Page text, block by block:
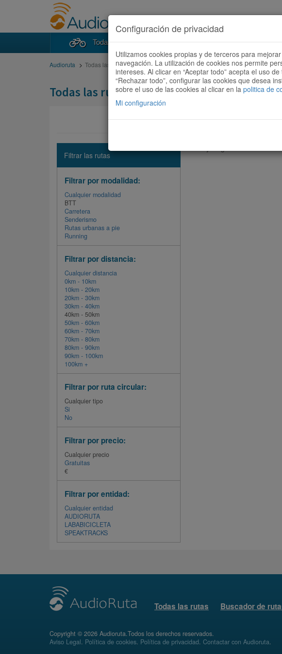
Todas las rutas Buscador de rutas
Audioruta Todas las rutas
Todas las rutas
Filtrar las rutas
Filtrar por modalidad:
Cualquier modalidad
BTT
Carretera
Senderismo
Rutas urbanas a pie
Running
Filtrar por distancia:
Cualquier distancia
0km - 10km
10km - 20km
20km - 30km
30km - 40km
40km - 50km
50km - 60km
60km - 70km
70km - 80km
80km - 90km
90km - 100km
100km +
Filtrar por ruta circular:
Cualquier tipo
Si
No
Filtrar por precio:
Cualquier precio
Gratuitas
€
Filtrar por entidad:
Cualquier entidad
AUDIORUTA
LABABICICLETA
SPEAKTRACKS
Todas las rutas Buscador de
Copyright © 2026 Audioruta.Todos los derechos reservados.
Aviso Legal. Política de cookies. Política de privacidad. Contactar con Audioruta.
Configuración de privacidad
Utilizamos cookies propias y de terceros para
navegación. La utilización de cookies nos permite
intereses. Al clicar en “Aceptar todo” acepta el uso
“Rechazar todo”, configurar las cookies que desea
sobre el uso de las cookies al clicar en la politica de
Mi configuración